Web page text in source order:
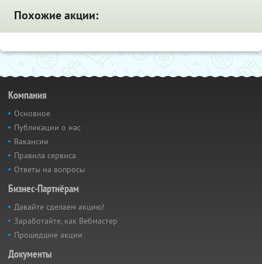
Похожие акции:
Компания
Основное
Публикации о нас
Вакансии
Правила сервиса
Ответы на вопросы
Бизнес-Партнёрам
Давайте сделаем акцию!
Заработайте, как Вебмастер
Прошедшие акции
Документы